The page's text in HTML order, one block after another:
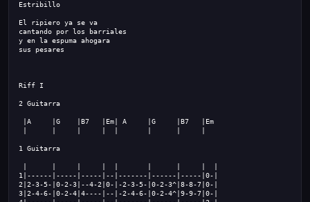
Estribillo
El ripiero ya se va
cantando por los barriales
y en la espuma ahogara
sus pesares
Riff I
2 Guitarra
|A     |G    |B7   |Em| A     |G     |B7   |Em
1 Guitarra
1|------|-----|-----|--|-------|------|-----|0-|
2|2-3-5-|0-2-3|--4-2|0-|-2-3-5-|0-2-3^|8-8-7|0-|
3|2-4-6-|0-2-4|4----|--|-2-4-6-|0-2-4^|9-9-7|0-|